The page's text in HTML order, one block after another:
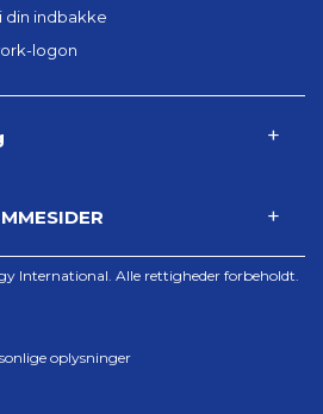
din indbakke
logon
International. Alle rettigheder forbeholdt.
oplysninger